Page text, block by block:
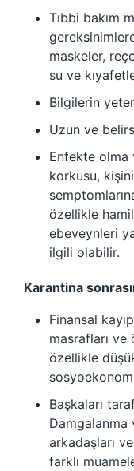
Tıbbi bakım
maskeler,
su ve
Bilgilerin
Uzun ve
Enfekte olma
korkusu,
özellikle
ebeveynleri
ilgili olabilir.
Karantina
Finansal
masrafları
özellikle
Başkaları
Damgalanma
arkadaşları
farklı